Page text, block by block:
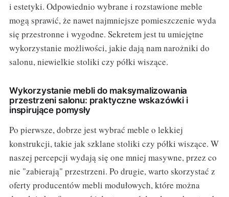
i estetyki. Odpowiednio wybrane i rozstawione meble
mogą sprawić, że nawet najmniejsze pomieszczenie wyda
się przestronne i wygodne. Sekretem jest tu umiejętne
wykorzystanie możliwości, jakie dają nam narożniki do
salonu, niewielkie stoliki czy półki wiszące.
Wykorzystanie mebli do maksymalizowania
przestrzeni salonu: praktyczne wskazówki i
inspirujące pomysły
Po pierwsze, dobrze jest wybrać meble o lekkiej
konstrukcji, takie jak szklane stoliki czy półki wiszące. W
naszej percepcji wydają się one mniej masywne, przez co
nie "zabierają" przestrzeni. Po drugie, warto skorzystać z
oferty producentów mebli modułowych, które można